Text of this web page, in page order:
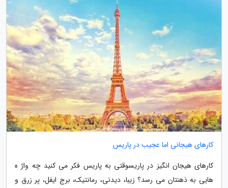
کارهای هیجانی اما عجیب در پاریس
کارهای هیجان انگیز در پاریسوقتی به پاریس فکر می کنید چه واژ ه
هایی به ذهنتان می رسد؟ زیبا، دیدنی، رمانتیک، برج ایفل، پر زرق و